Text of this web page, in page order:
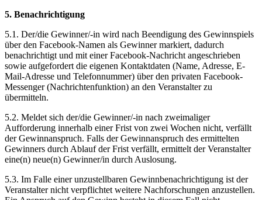
5. Benachrichtigung
5.1. Der/die Gewinner/-in wird nach Beendigung des Gewinnspiels
über den Facebook-Namen als Gewinner markiert, dadurch
benachrichtigt und mit einer Facebook-Nachricht angeschrieben
sowie aufgefordert die eigenen Kontaktdaten (Name, Adresse, E-
Mail-Adresse und Telefonnummer) über den privaten Facebook-
Messenger (Nachrichtenfunktion) an den Veranstalter zu
übermitteln.
5.2. Meldet sich der/die Gewinner/-in nach zweimaliger
Aufforderung innerhalb einer Frist von zwei Wochen nicht, verfällt
der Gewinnanspruch. Falls der Gewinnanspruch des ermittelten
Gewinners durch Ablauf der Frist verfällt, ermittelt der Veranstalter
eine(n) neue(n) Gewinner/in durch Auslosung.
5.3. Im Falle einer unzustellbaren Gewinnbenachrichtigung ist der
Veranstalter nicht verpflichtet weitere Nachforschungen anzustellen.